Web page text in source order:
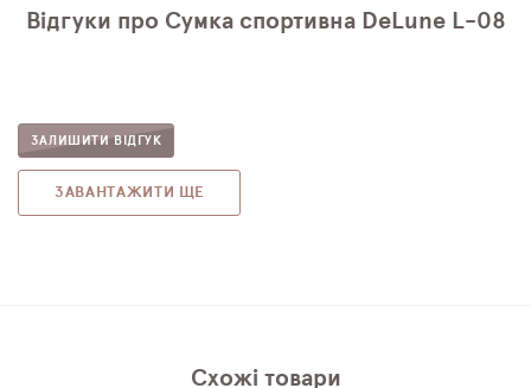
Відгуки про Сумка спортивна DeLune L-08
ЗАЛИШИТИ ВІДГУК
ЗАВАНТАЖИТИ ЩЕ
Схожі товари